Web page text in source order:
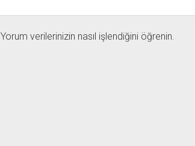
Yorum verilerinizin nasıl işlendiğini öğrenin.